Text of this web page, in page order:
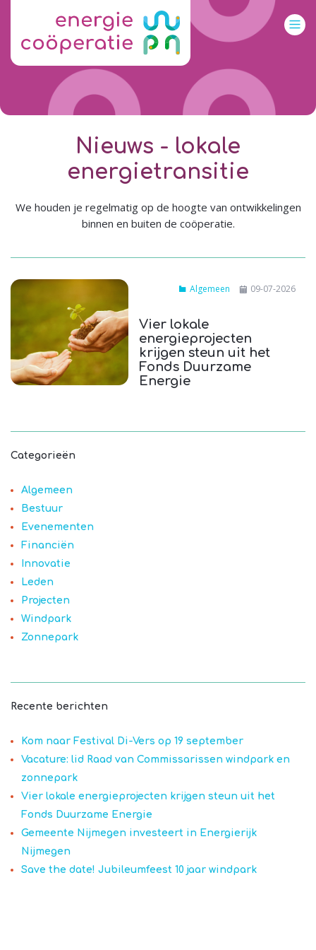
Nieuws - lokale
energietransitie
We houden je regelmatig op de hoogte van ontwikkelingen
binnen en buiten de coöperatie.
09-07-2026
Algemeen
Vier lokale
energieprojecten
krijgen steun uit het
Fonds Duurzame
Energie
Categorieën
Algemeen
Bestuur
Evenementen
Financiën
Innovatie
Leden
Projecten
Windpark
Zonnepark
Recente berichten
Kom naar Festival Di-Vers op 19 september
Vacature: lid Raad van Commissarissen windpark en
zonnepark
Vier lokale energieprojecten krijgen steun uit het
Fonds Duurzame Energie
Gemeente Nijmegen investeert in Energierijk
Nijmegen
Save the date! Jubileumfeest 10 jaar windpark